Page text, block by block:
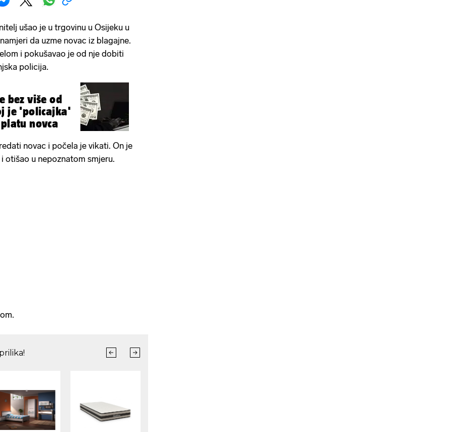
ušao je u trgovinu u Osijeku u
da uzme novac iz blagajne.
i pokušavao je od nje dobiti
policija.
bez više od
je 'policajka'
novca
novac i počela je vikati. On je
otišao u nepoznatom smjeru.